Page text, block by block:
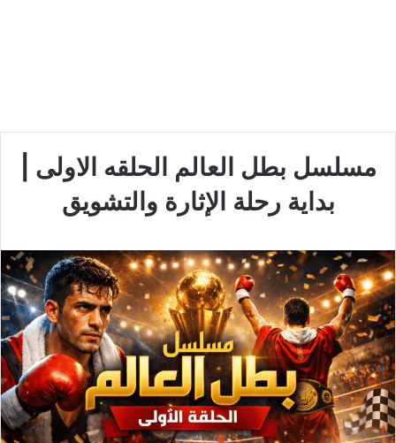
مسلسل بطل العالم الحلقه الاولى |
بداية رحلة الإثارة والتشويق